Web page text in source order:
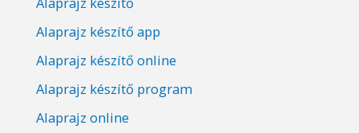
Alaprajz készítő app
Alaprajz készítő online
Alaprajz készítő program
Alaprajz online